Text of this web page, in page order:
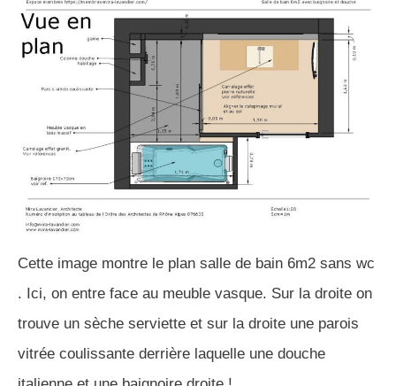
Cette image montre le plan salle de bain 6m2 sans wc
. Ici, on entre face au meuble vasque. Sur la droite on
trouve un sèche serviette et sur la droite une parois
vitrée coulissante derrière laquelle une douche